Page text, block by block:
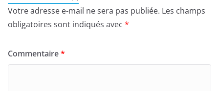
Votre adresse e-mail ne sera pas publiée. Les champs
obligatoires sont indiqués avec *
Commentaire*